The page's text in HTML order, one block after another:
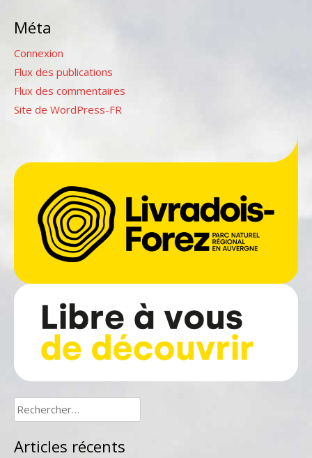
Méta
Connexion
Flux des publications
Flux des commentaires
Site de WordPress-FR
Rechercher :
Articles récents